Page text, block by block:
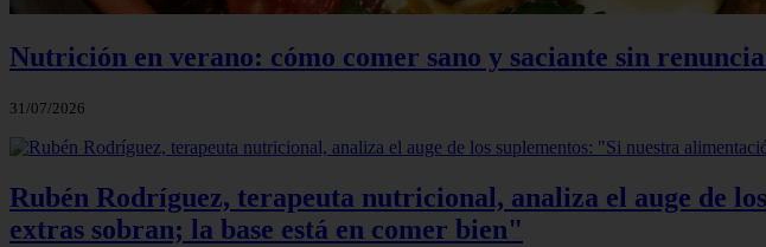
Nutrición en verano: cómo comer sano y saciante sin
31/07/2026
Rubén Rodríguez, terapeuta nutricional, analiza el auge de
extras sobran; la base está en comer bien"